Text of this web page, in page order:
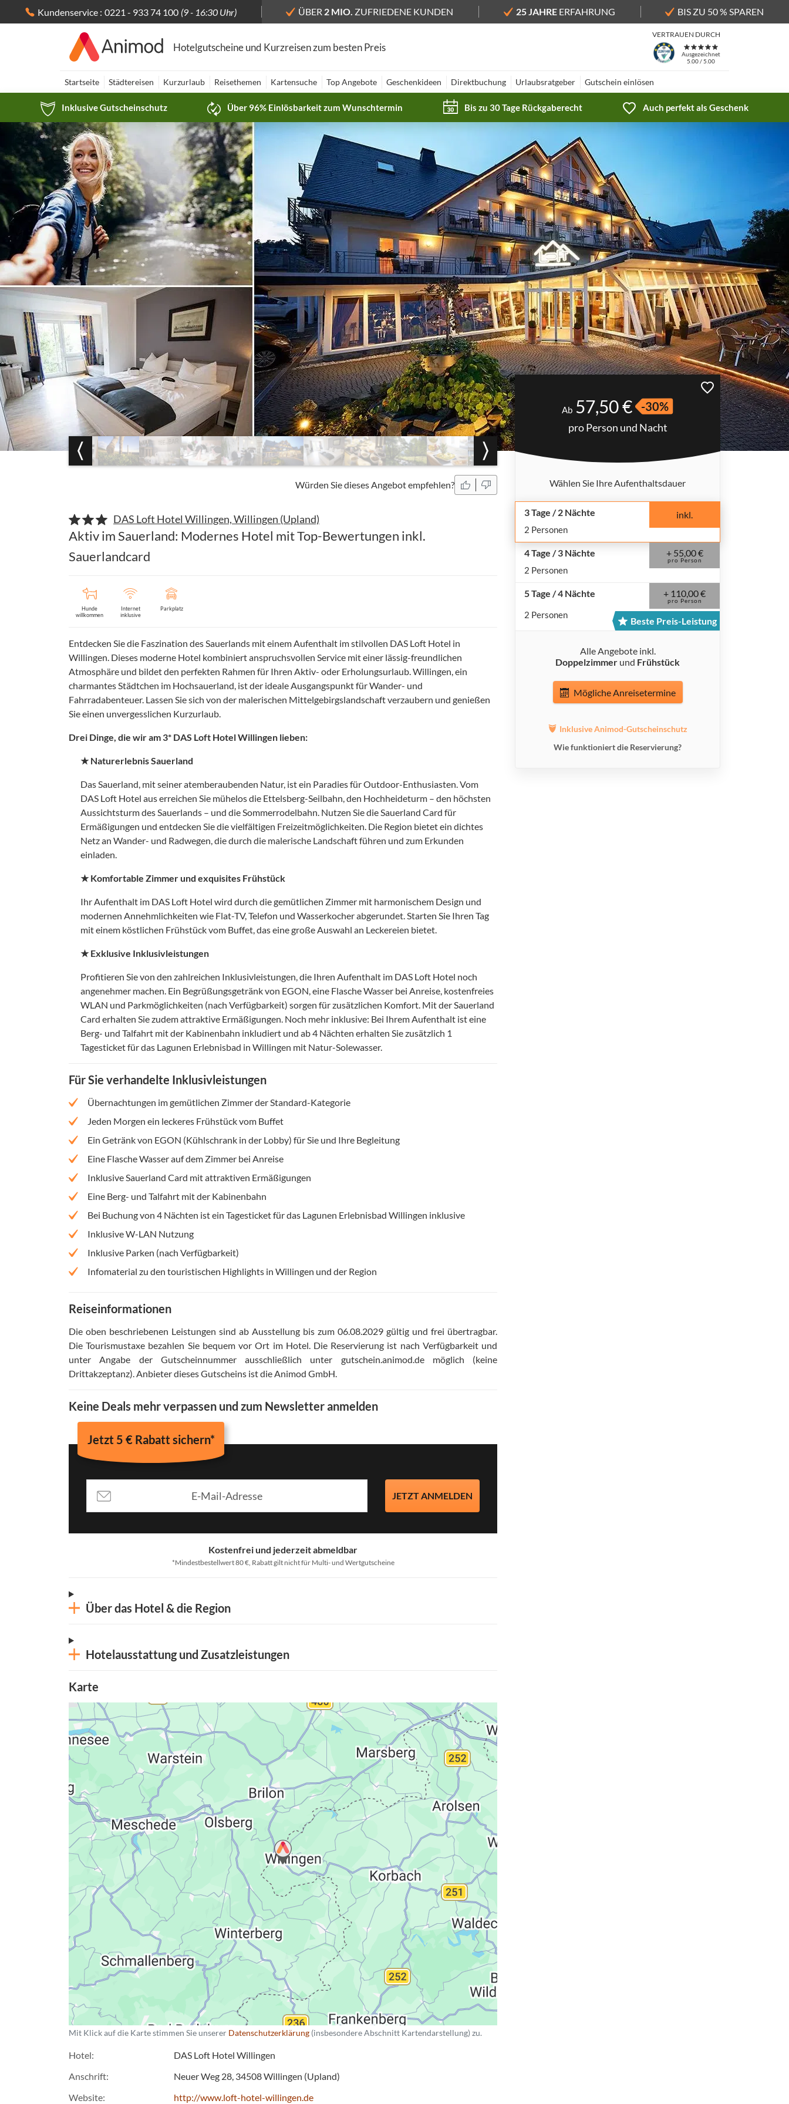
Kundenservice : 0221 - 933 74 100 (9 - 16:30 Uhr) ÜBER 2 MIO. ZUFRIEDENE KUNDEN 25 JAHREERFAHRUNG BIS ZU 50 % SPAREN
Hotelgutscheine und Kurzreisen zum besten Preis
VERTRAUEN DURCH
Ausgezeichnet
5.00 / 5.00
Startseite Städtereisen Kurzurlaub Reisethemen Kartensuche Top Angebote Geschenkideen Direktbuchung Urlaubsratgeber Gutschein einlösen
Inklusive Gutscheinschutz Über 96% Einlösbarkeit zum Wunschtermin Bis zu 30 Tage Rückgaberecht Auch perfekt als Geschenk
Würden Sie dieses Angebot empfehlen?
DAS Loft Hotel Willingen, Willingen (Upland)
Aktiv im Sauerland: Modernes Hotel mit Top-Bewertungen inkl.
Sauerlandcard
Hunde
willkommen
Internet
inklusive
Parkplatz
Entdecken Sie die Faszination des Sauerlands mit einem Aufenthalt im stilvollen DAS Loft Hotel in
Willingen. Dieses moderne Hotel kombiniert anspruchsvollen Service mit einer lässig-freundlichen
Atmosphäre und bildet den perfekten Rahmen für Ihren Aktiv- oder Erholungsurlaub. Willingen, ein
charmantes Städtchen im Hochsauerland, ist der ideale Ausgangspunkt für Wander- und
Fahrradabenteuer. Lassen Sie sich von der malerischen Mittelgebirgslandschaft verzaubern und genießen
Sie einen unvergesslichen Kurzurlaub.
Drei Dinge, die wir am 3* DAS Loft Hotel Willingen lieben:
★ Naturerlebnis Sauerland
Das Sauerland, mit seiner atemberaubenden Natur, ist ein Paradies für Outdoor-Enthusiasten. Vom
DAS Loft Hotel aus erreichen Sie mühelos die Ettelsberg-Seilbahn, den Hochheideturm – den höchsten
Aussichtsturm des Sauerlands – und die Sommerrodelbahn. Nutzen Sie die Sauerland Card für
Ermäßigungen und entdecken Sie die vielfältigen Freizeitmöglichkeiten. Die Region bietet ein dichtes
Netz an Wander- und Radwegen, die durch die malerische Landschaft führen und zum Erkunden
einladen.
★ Komfortable Zimmer und exquisites Frühstück
Ihr Aufenthalt im DAS Loft Hotel wird durch die gemütlichen Zimmer mit harmonischem Design und
modernen Annehmlichkeiten wie Flat-TV, Telefon und Wasserkocher abgerundet. Starten Sie Ihren Tag
mit einem köstlichen Frühstück vom Buffet, das eine große Auswahl an Leckereien bietet.
★ Exklusive Inklusivleistungen
Profitieren Sie von den zahlreichen Inklusivleistungen, die Ihren Aufenthalt im DAS Loft Hotel noch
angenehmer machen. Ein Begrüßungsgetränk von EGON, eine Flasche Wasser bei Anreise, kostenfreies
WLAN und Parkmöglichkeiten (nach Verfügbarkeit) sorgen für zusätzlichen Komfort. Mit der Sauerland
Card erhalten Sie zudem attraktive Ermäßigungen. Noch mehr inklusive: Bei Ihrem Aufenthalt ist eine
Berg- und Talfahrt mit der Kabinenbahn inkludiert und ab 4 Nächten erhalten Sie zusätzlich 1
Tagesticket für das Lagunen Erlebnisbad in Willingen mit Natur-Solewasser.
Für Sie verhandelte Inklusivleistungen
Übernachtungen im gemütlichen Zimmer der Standard-Kategorie
Jeden Morgen ein leckeres Frühstück vom Buffet
Ein Getränk von EGON (Kühlschrank in der Lobby) für Sie und Ihre Begleitung
Eine Flasche Wasser auf dem Zimmer bei Anreise
Inklusive Sauerland Card mit attraktiven Ermäßigungen
Eine Berg- und Talfahrt mit der Kabinenbahn
Bei Buchung von 4 Nächten ist ein Tagesticket für das Lagunen Erlebnisbad Willingen inklusive
Inklusive W-LAN Nutzung
Inklusive Parken (nach Verfügbarkeit)
Infomaterial zu den touristischen Highlights in Willingen und der Region
Reiseinformationen
Die oben beschriebenen Leistungen sind ab Ausstellung bis zum 06.08.2029 gültig und frei übertragbar.
Die Tourismustaxe bezahlen Sie bequem vor Ort im Hotel. Die Reservierung ist nach Verfügbarkeit und
unter Angabe der Gutscheinnummer ausschließlich unter gutschein.animod.de möglich (keine
Drittakzeptanz).Anbieter dieses Gutscheins ist die Animod GmbH.
Keine Deals mehr verpassen und zum Newsletter anmelden
Jetzt 5 € Rabatt sichern*
JETZT ANMELDEN
Kostenfrei und jederzeit abmeldbar
*Mindestbestellwert 80 €, Rabatt gilt nicht für Multi- und Wertgutscheine
Über das Hotel & die Region
Hotelausstattung und Zusatzleistungen
Karte
Datenschutzerklärung
Mit Klick auf die Karte stimmen Sie unserer Datenschutzerklärung (insbesondere Abschnitt Kartendarstellung) zu.
Hotel
DAS Loft Hotel Willingen
Anschrift
Neuer Weg 28 34508Willingen (Upland)
Website
http://www.loft-hotel-willingen.de
Ab 57,50 € -30%
pro Person und Nacht
Wählen Sie Ihre Aufenthaltsdauer
3 Tage / 2 Nächte inkl.
2 Personen
4 Tage / 3 Nächte + 55,00 €
pro Person
2 Personen
5 Tage / 4 Nächte + 110,00 €
pro Person
2 Personen
Beste Preis-Leistung
Alle Angebote inkl.
Doppelzimmer und Frühstück
Mögliche Anreisetermine
Inklusive Animod-Gutscheinschutz
Wie funktioniert die Reservierung?